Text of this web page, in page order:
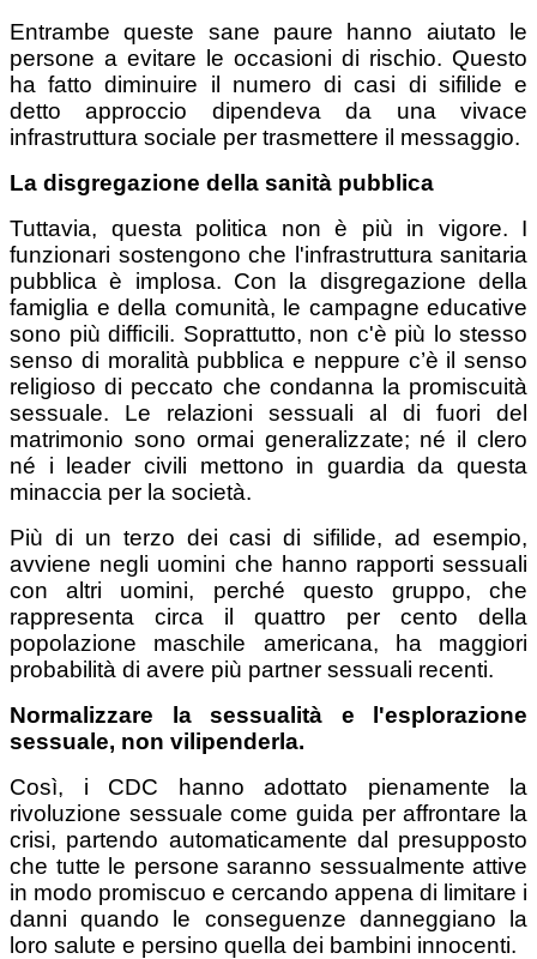
Entrambe queste sane paure hanno aiutato le
persone a evitare le occasioni di rischio. Questo
ha fatto diminuire il numero di casi di sifilide e
detto approccio dipendeva da una vivace
infrastruttura sociale per trasmettere il messaggio.
La disgregazione della sanità pubblica
Tuttavia, questa politica non è più in vigore. I
funzionari sostengono che l'infrastruttura sanitaria
pubblica è implosa. Con la disgregazione della
famiglia e della comunità, le campagne educative
sono più difficili. Soprattutto, non c'è più lo stesso
senso di moralità pubblica e neppure c’è il senso
religioso di peccato che condanna la promiscuità
sessuale. Le relazioni sessuali al di fuori del
matrimonio sono ormai generalizzate; né il clero
né i leader civili mettono in guardia da questa
minaccia per la società.
Più di un terzo dei casi di sifilide, ad esempio,
avviene negli uomini che hanno rapporti sessuali
con altri uomini, perché questo gruppo, che
rappresenta circa il quattro per cento della
popolazione maschile americana, ha maggiori
probabilità di avere più partner sessuali recenti.
Normalizzare la sessualità e l'esplorazione
sessuale, non vilipenderla.
Così, i CDC hanno adottato pienamente la
rivoluzione sessuale come guida per affrontare la
crisi, partendo automaticamente dal presupposto
che tutte le persone saranno sessualmente attive
in modo promiscuo e cercando appena di limitare i
danni quando le conseguenze danneggiano la
loro salute e persino quella dei bambini innocenti.